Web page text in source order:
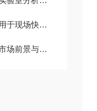
气体成分和浓度
与发展趋势